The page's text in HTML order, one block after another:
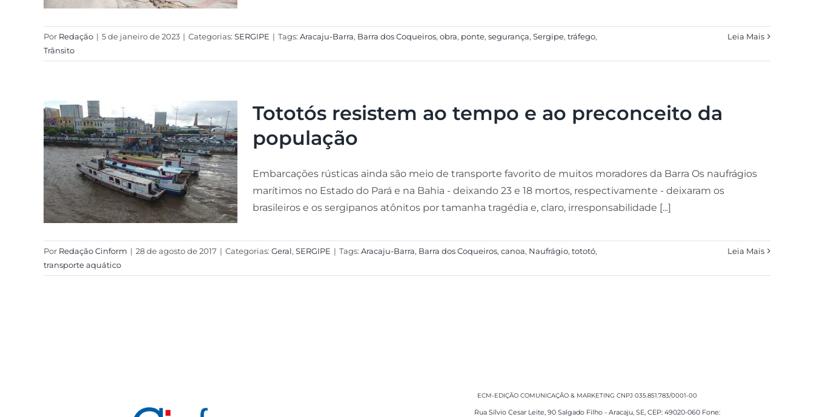
Por Redação | 5 de janeiro de 2023 | Categorias: SERGIPE | Tags: Aracaju-Barra, Barra dos Coqueiros, obra, ponte, segurança, Sergipe, tráfego,
Trânsito
Leia Mais
Tototós resistem ao tempo e ao preconceito da
população
Embarcações rústicas ainda são meio de transporte favorito de muitos moradores da Barra Os naufrágios
marítimos no Estado do Pará e na Bahia - deixando 23 e 18 mortos, respectivamente - deixaram os
brasileiros e os sergipanos atônitos por tamanha tragédia e, claro, irresponsabilidade [...]
Por Redação Cinform | 28 de agosto de 2017 | Categorias: Geral, SERGIPE | Tags: Aracaju-Barra, Barra dos Coqueiros, canoa, Naufrágio, tototó,
transporte aquático
Leia Mais
ECM-EDIÇÃO COMUNICAÇÃO & MARKETING CNPJ 035.851.783/0001-00
Rua Sílvio Cesar Leite, 90 Salgado Filho - Aracaju, SE, CEP: 49020-060 Fone: